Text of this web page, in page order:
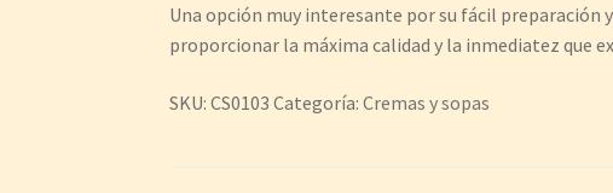
Una opción muy interesante por su fácil preparación
proporcionar la máxima calidad y la inmediatez que
SKU:CS0103 Categoría:Cremas y sopas